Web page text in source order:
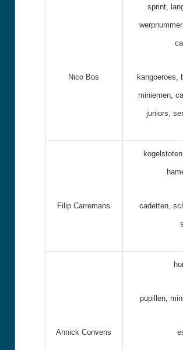
Nico Bos
sprint,
kangoeroes,
miniemen,
juniors,
Filip Carremans cadetten,
Annick Convens
pupillen,